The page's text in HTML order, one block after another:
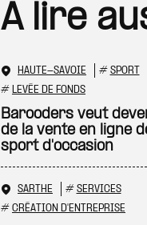
A lire
HAUTE-SAVOIE # SPORT
# LEVÉE DE FONDS
Barooders veut
de la vente en ligne
sport d'occasion
SARTHE # SERVICES
# CRÉATION D'ENTREPRISE